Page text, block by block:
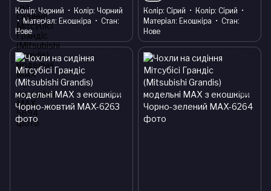
Колір Чорний Колір Чорний
Матеріал Екошкіра
Стан
Нове
Колір Сірий Колір Сірий
Матеріал Екошкіра
Стан
Нове